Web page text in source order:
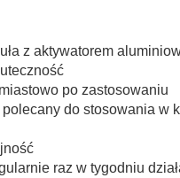
z aktywatorem
po zastosowaniu
do stosowania w
raz w tygodniu